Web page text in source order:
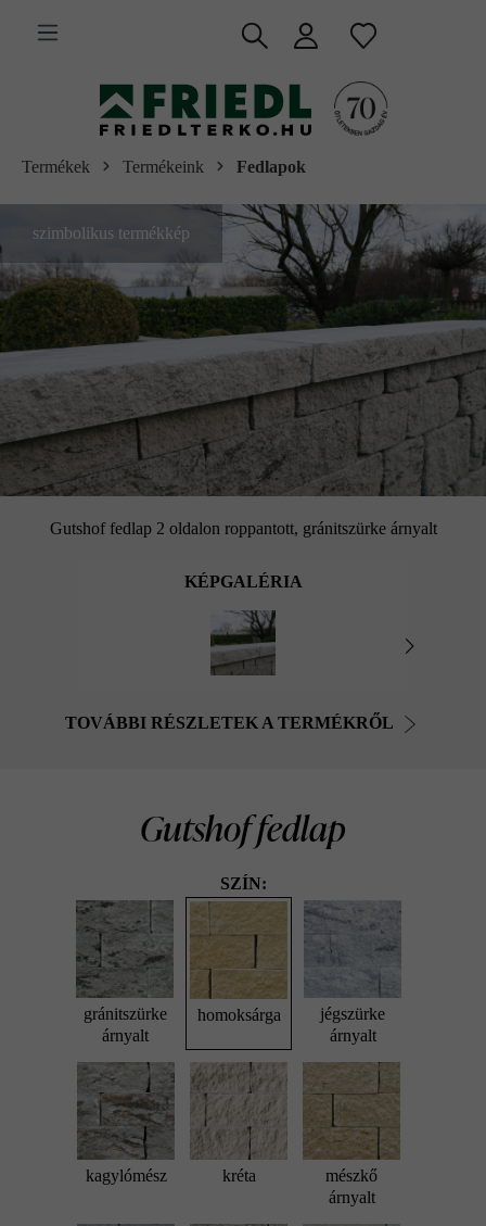
tartalomra
Termékek Termékeink Fedlapok
szimbolikus termékkép
Gutshof fedlap 2 oldalon roppantott, gránitszürke árnyalt
KÉPGALÉRIA
TOVÁBBI RÉSZLETEK A TERMÉKRŐL
Gutshof fedlap
SZÍN:
gránitszürke
árnyalt
homoksárga
jégszürke
árnyalt
kagylómész kréta
mészkő
árnyalt